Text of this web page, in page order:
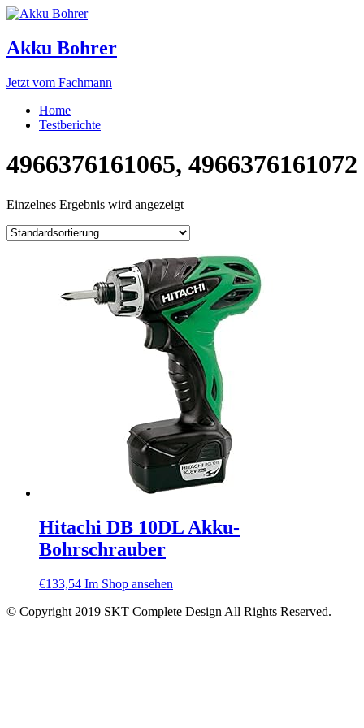
Akku Bohrer
Jetzt vom Fachmann
Home
Testberichte
4966376161065, 4966376161072
Einzelnes Ergebnis wird angezeigt
Hitachi DB 10DL Akku-
Bohrschrauber
€133,54 Im Shop ansehen
© Copyright 2019 SKT Complete Design All Rights Reserved.